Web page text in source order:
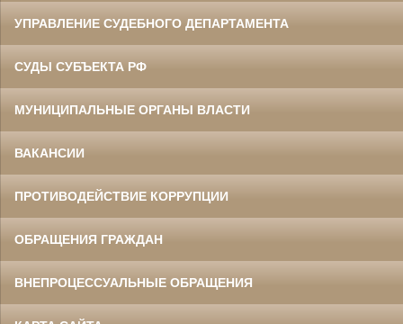
УПРАВЛЕНИЕ СУДЕБНОГО ДЕПАРТАМЕНТА
СУДЫ СУБЪЕКТА РФ
МУНИЦИПАЛЬНЫЕ ОРГАНЫ ВЛАСТИ
ВАКАНСИИ
ПРОТИВОДЕЙСТВИЕ КОРРУПЦИИ
ОБРАЩЕНИЯ ГРАЖДАН
ВНЕПРОЦЕССУАЛЬНЫЕ ОБРАЩЕНИЯ